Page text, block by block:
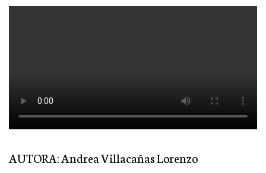
AUTORA: Andrea Villacañas Lorenzo